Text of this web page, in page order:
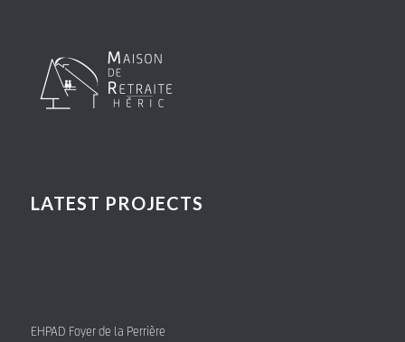
LATEST PROJECTS
EHPAD Foyer de la Perrière